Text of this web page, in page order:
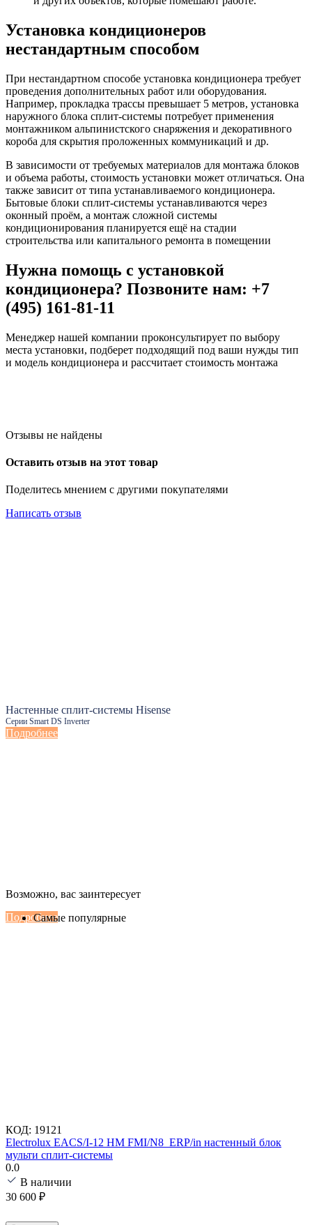
Установка кондиционеров
нестандартным способом
При нестандартном способе установка кондиционера требует
проведения дополнительных работ или оборудования.
Например, прокладка трассы превышает 5 метров, установка
наружного блока сплит-системы потребует применения
монтажником альпинистского снаряжения и декоративного
короба для скрытия проложенных коммуникаций и др.
В зависимости от требуемых материалов для монтажа блоков
и объема работы, стоимость установки может отличаться. Она
также зависит от типа устанавливаемого кондиционера.
Бытовые блоки сплит-системы устанавливаются через
оконный проём, а монтаж сложной системы
кондиционирования планируется ещё на стадии
строительства или капитального ремонта в помещении
Нужна помощь с установкой
кондиционера? Позвоните нам: +7
(495) 161-81-11
Менеджер нашей компании проконсультирует по выбору
места установки, подберет подходящий под ваши нужды тип
и модель кондиционера и рассчитает стоимость монтажа
Отзывы не найдены
Оставить отзыв на этот товар
Поделитесь мнением с другими покупателями
Написать отзыв
Настенные сплит-системы Hisense
Серии Smart DS Inverter
Подробнее
Настенные сплит-системы Haier
Подробнее
Возможно, вас заинтересует
Самые популярные
КОД: 19121
Electrolux EACS/I-12 HM FMI/N8_ERP/in настенный блок
мульти сплит-системы
0.0
В наличии
30 600 ₽